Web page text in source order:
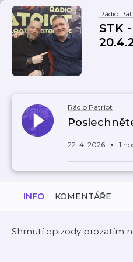
Rádio
STK
Rádio Patriot
22. 4. 2026 1
INFO KOMENTÁŘE
Shrnutí epizody prozatím